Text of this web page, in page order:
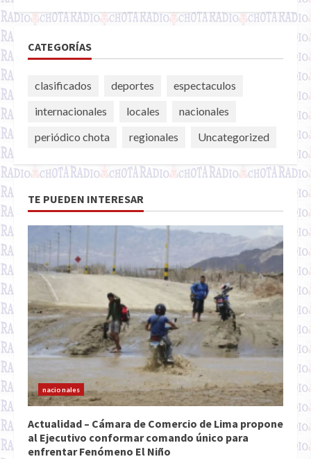
CATEGORÍAS
clasificados deportes
espectaculos
internacionales
locales
nacionales
periódico chota
regionales Uncategorized
TE PUEDEN INTERESAR
nacionales
Actualidad – Cámara de Comercio de Lima propone
al Ejecutivo conformar comando único para
enfrentar Fenómeno El Niño